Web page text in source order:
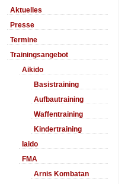
Aktuelles
Presse
Termine
Trainingsangebot
Aikido
Basistraining
Aufbautraining
Waffentraining
Kindertraining
Iaido
FMA
Arnis Kombatan